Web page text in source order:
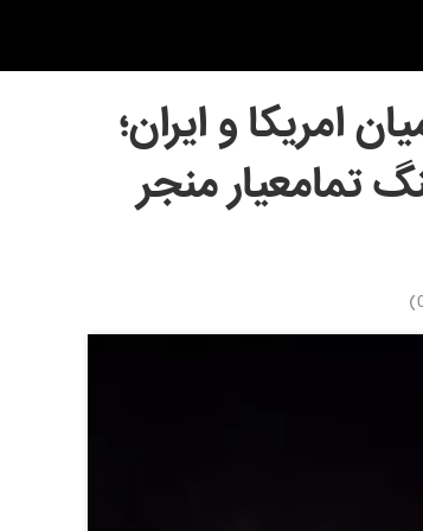
امریکا و ایران؛
تمامعیار منجر
)